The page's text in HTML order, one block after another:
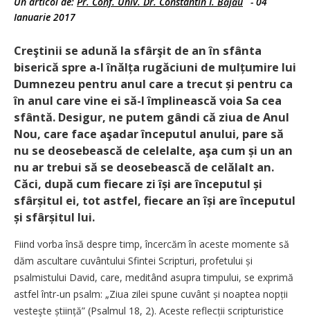
Ianuarie 2017
Creştinii se adună la sfârşit de an în sfânta
biserică spre a-I înălța rugăciuni de mulțumire lui
Dumnezeu pentru anul care a trecut și pentru ca
în anul care vine ei să-I împlinească voia Sa cea
sfântă. Desigur, ne putem gândi că ziua de Anul
Nou, care face aşadar începutul anului, pare să
nu se deosebească de celelalte, aşa cum și un an
nu ar trebui să se deosebească de celălalt an.
Căci, după cum fiecare zi își are începutul și
sfârșitul ei, tot astfel, fiecare an își are începutul
și sfârșitul lui.
Fiind vorba însă despre timp, încercăm în aceste momente să
dăm ascultare cuvântului Sfintei Scripturi, profetului și
psalmistului David, care, meditând asupra timpului, se exprimă
astfel într-un psalm: „Ziua zilei spune cuvânt și noaptea nopții
vesteşte știință” (Psalmul 18, 2). Aceste reflecții scripturistice